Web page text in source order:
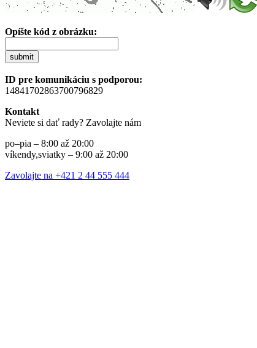
Opíšte kód z obrázku:
submit
ID pre komunikáciu s podporou:
14841702863700796829
Kontakt
Neviete si dať rady? Zavolajte nám
po–pia – 8:00 až 20:00
víkendy,sviatky – 9:00 až 20:00
Zavolajte na +421 2 44 555 444